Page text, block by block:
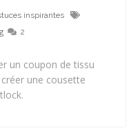
inspirantes
2
un coupon de tissu
une cousette